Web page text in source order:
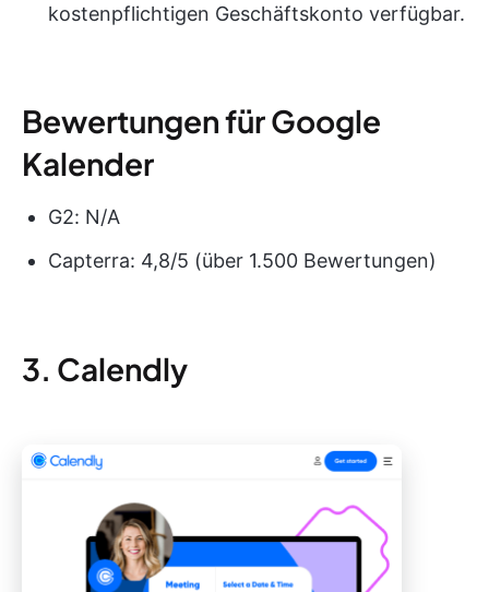
kostenpflichtigen Geschäftskonto verfügbar.
Bewertungen für Google
Kalender
G2: N/A
Capterra: 4,8/5 (über 1.500 Bewertungen)
3. Calendly